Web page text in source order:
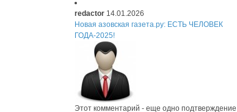
redactor 14.01.2026
Новая азовская газета.ру: ЕСТЬ ЧЕЛОВЕК
ГОДА-2025!
Этот комментарий - еще одно подтверждение